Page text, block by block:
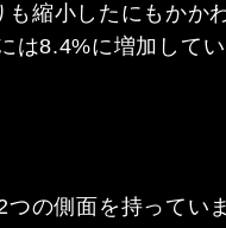
縮小したにもか
8.4%に増加して
の側面を持ってい